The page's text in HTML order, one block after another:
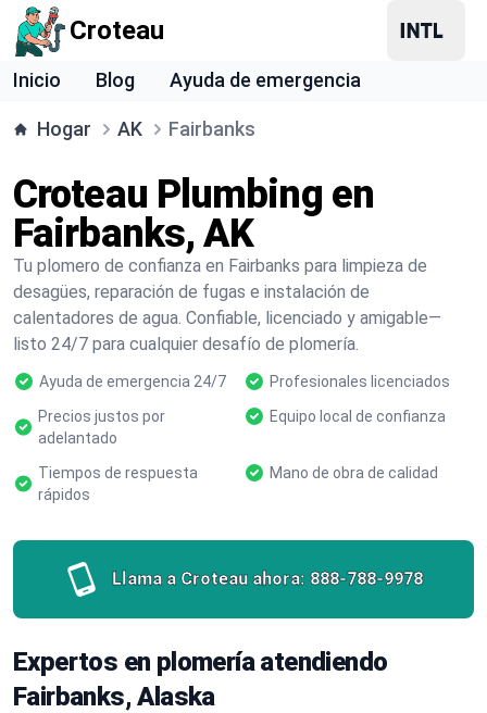
Croteau
Inicio Blog Ayuda de emergencia
Hogar AK Fairbanks
Croteau Plumbing en
Fairbanks, AK
Tu plomero de confianza en Fairbanks para limpieza de
desagües, reparación de fugas e instalación de
calentadores de agua. Confiable, licenciado y amigable—
listo 24/7 para cualquier desafío de plomería.
Ayuda de emergencia 24/7
Profesionales licenciados
Precios justos por
adelantado
Equipo local de confianza
Tiempos de respuesta
rápidos
Mano de obra de calidad
Llama a Croteau ahora: 888-788-9978
Expertos en plomería atendiendo
Fairbanks, Alaska